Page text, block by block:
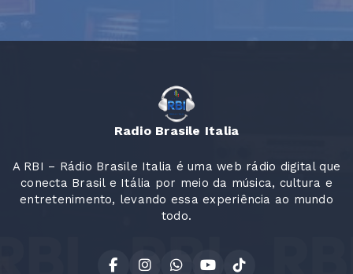
Radio Brasile Italia
A RBI – Rádio Brasile Italia é uma web rádio digital que
conecta Brasil e Itália por meio da música, cultura e
entretenimento, levando essa experiência ao mundo
todo.